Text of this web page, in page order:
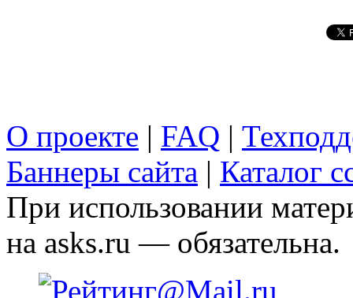
О проекте | FAQ |
Баннеры сайта | Каталог
При использовании
на asks.ru — обязательна.